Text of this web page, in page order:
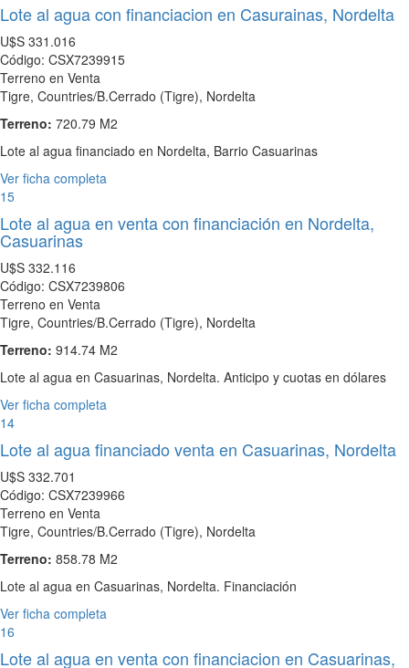
Lote al agua con financiacion en Casurainas, Nordelta
U$S 331.016
Código: CSX7239915
Terreno en Venta
Tigre, Countries/B.Cerrado (Tigre), Nordelta
Terreno: 720.79 M2
Lote al agua financiado en Nordelta, Barrio Casuarinas
Ver ficha completa
15
Lote al agua en venta con financiación en Nordelta,
Casuarinas
U$S 332.116
Código: CSX7239806
Terreno en Venta
Tigre, Countries/B.Cerrado (Tigre), Nordelta
Terreno: 914.74 M2
Lote al agua en Casuarinas, Nordelta. Anticipo y cuotas en dólares
Ver ficha completa
14
Lote al agua financiado venta en Casuarinas, Nordelta
U$S 332.701
Código: CSX7239966
Terreno en Venta
Tigre, Countries/B.Cerrado (Tigre), Nordelta
Terreno: 858.78 M2
Lote al agua en Casuarinas, Nordelta. Financiación
Ver ficha completa
16
Lote al agua en venta con financiacion en Casuarinas,